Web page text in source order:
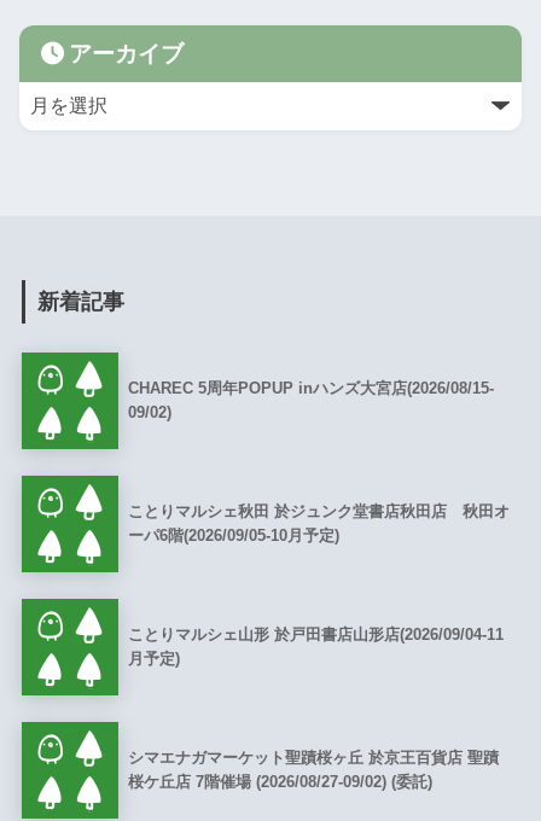
アーカイブ
新着記事
CHAREC 5周年POPUP inハンズ大宮店(2026/08/15-
09/02)
ことりマルシェ秋田 於ジュンク堂書店秋田店 秋田オ
ーパ6階(2026/09/05-10月予定)
ことりマルシェ山形 於戸田書店山形店(2026/09/04-11
月予定)
シマエナガマーケット聖蹟桜ヶ丘 於京王百貨店 聖蹟
桜ケ丘店 7階催場 (2026/08/27-09/02) (委託)